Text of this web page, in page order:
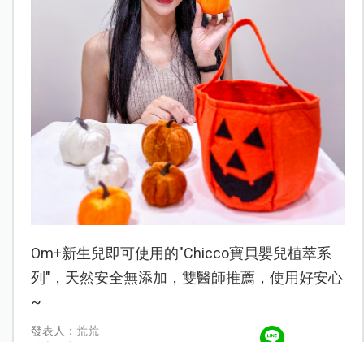
Om+新生兒即可使用的"Chicco寶貝嬰兒植萃系
列"，天然安全無添加，雙醫師推薦，使用好安心
~
發表人：荒荒